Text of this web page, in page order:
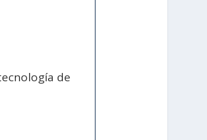
de